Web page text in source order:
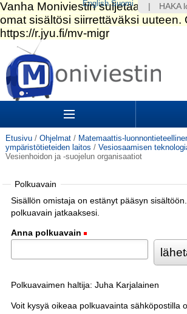
Siirry
sisältöön.
|
Siirry
navigointiin
Sections
Etusivu / Ohjelmat / Matemaattis-
ympäristötieteiden laitos / Vesiosaamisen
Vesienhoidon ja -suojelun organisaatiot
Polkuavain
Sisällön omistaja on estänyt pääsyn
polkuavain jatkaaksesi.
Anna polkuavain
Polkuavaimen haltija: Juha Karjalainen
Voit kysyä oikeaa polkuavainta sähköpostilla
HAKA
English Suomi